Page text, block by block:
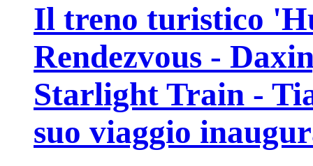
Il treno turistico
Rendezvous -
Starlight Train -
suo viaggio